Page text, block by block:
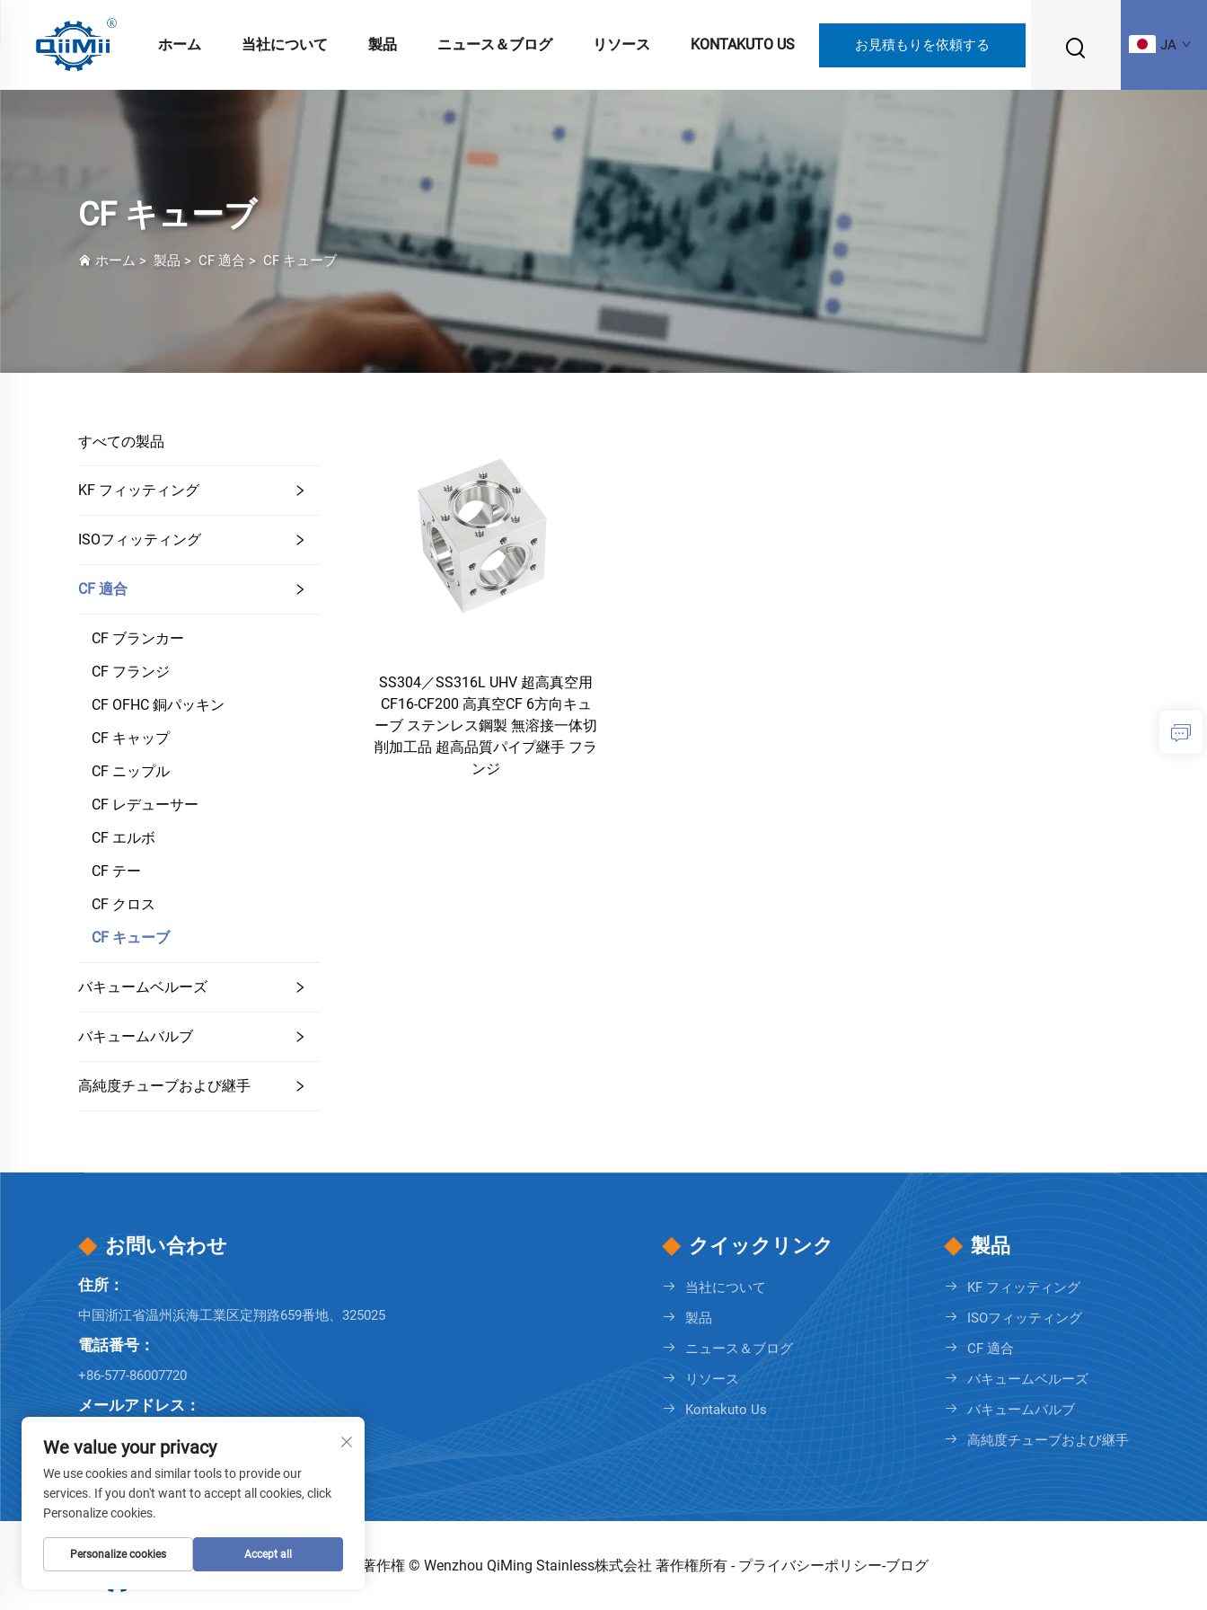
ホーム 当社について 製品 ニュース＆ブログ リソース KONTAKUTO US お見積もりを依頼する JA
CF キューブ
ホーム > 製品 > CF 適合 > CF キューブ
すべての製品
KF フィッティング
ISOフィッティング
CF 適合
CF ブランカー
CF フランジ
CF OFHC 銅パッキン
CF キャップ
CF ニップル
CF レデューサー
CF エルボ
CF テー
CF クロス
CF キューブ
バキュームベルーズ
バキュームバルブ
高純度チューブおよび継手
SS304／SS316L UHV 超高真空用
CF16-CF200 高真空CF 6方向キュ
ーブ ステンレス鋼製 無溶接一体切
削加工品 超高品質パイプ継手 フラ
ンジ
お問い合わせ
住所：
中国浙江省温州浜海工業区定翔路659番地、325025
電話番号：
+86-577-86007720
メールアドレス：
[email protected]
クイックリンク
当社について
製品
ニュース＆ブログ
リソース
Kontakuto Us
製品
KF フィッティング
ISOフィッティング
CF 適合
バキュームベルーズ
バキュームバルブ
高純度チューブおよび継手
著作権 © Wenzhou QiMing Stainless株式会社 著作権所有 - プライバシーポリシー-ブログ
We value your privacy
We use cookies and similar tools to provide our
services. If you don't want to accept all cookies, click
Personalize cookies.
Personalize cookies Accept all